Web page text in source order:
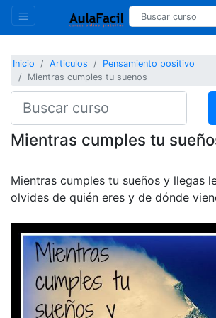
Inicio Articulos
Pensamiento positivo
Mientras cumples tu suenos
Mientras cumples tu
Mientras cumples tu sueños y llegas
olvides de quién eres y de dónde